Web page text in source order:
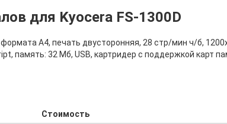
для Kyocera FS-1300D
A4, печать двусторонняя, 28 стр/мин ч/б,
память: 32 Мб, USB, картридер с поддержкой карт
Стоимость